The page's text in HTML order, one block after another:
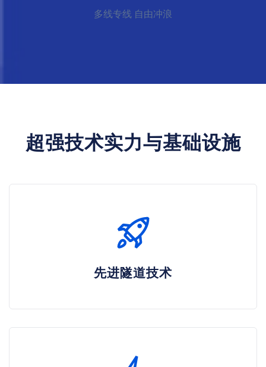
多线专线 自由冲浪
超强技术实力与基础设施
先进隧道技术